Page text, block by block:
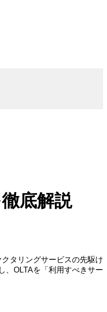
底解説
タリングサービスの先駆け
、OLTAを「利用すべきサー